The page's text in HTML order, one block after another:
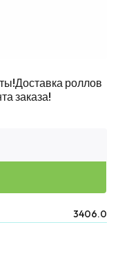
роллов
заказа!
3406.0